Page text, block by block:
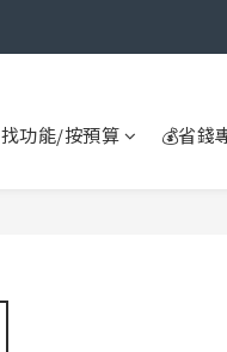
找功能/按預算 💰省錢